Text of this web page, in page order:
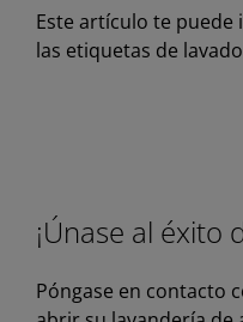
Este artículo te puede
las etiquetas de
¡Únase al éxito
Póngase en contacto